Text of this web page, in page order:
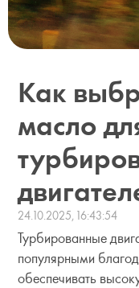
Как
масло
24.10.2025, 16:43:54
Турбированные
популярными
обеспечивать